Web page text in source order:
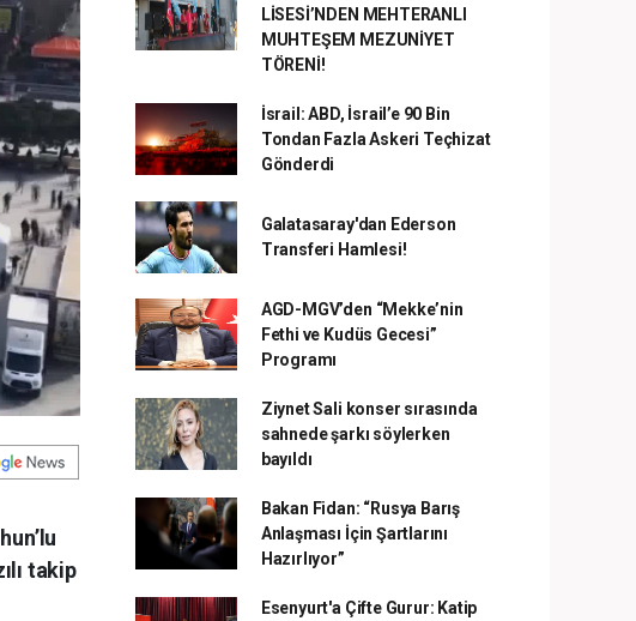
takip
LİSESİ’NDEN MEHTERANLI
MUHTEŞEM MEZUNİYET
TÖRENİ!
İsrail: ABD, İsrail’e 90 Bin
Tondan Fazla Askeri Teçhizat
Gönderdi
Galatasaray'dan Ederson
Transferi Hamlesi!
AGD-MGV’den “Mekke’nin
Fethi ve Kudüs Gecesi”
Programı
Ziynet Sali konser sırasında
sahnede şarkı söylerken
bayıldı
Bakan Fidan: “Rusya Barış
Anlaşması İçin Şartlarını
Hazırlıyor”
Esenyurt'a Çifte Gurur: Katip